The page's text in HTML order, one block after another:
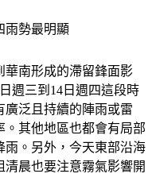
雨勢最明顯
華南形成的滯留鋒面影
週三到14日週四這段時
廣泛且持續的陣雨或雷
。其他地區也都會有局部
雨。另外，今天東部沿海
晨也要注意霧氣影響開